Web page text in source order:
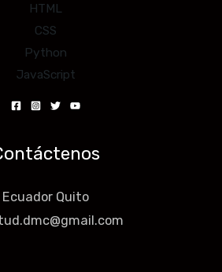
HTML
CSS
Python
JavaScript
Ecuador Quito